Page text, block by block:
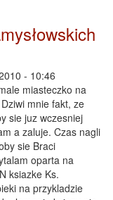
- 10:46
miasteczko na
mnie fakt, ze
sie juz wczesniej
a zaluje. Czas nagli
sie Braci
oparta na
ksiazke Ks.
na przykladzie